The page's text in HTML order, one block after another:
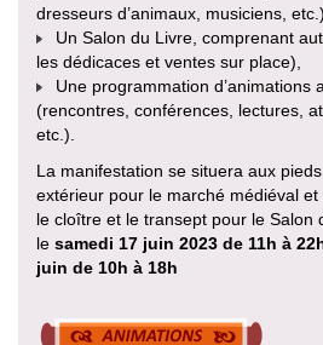
dresseurs d’animaux, musiciens, etc.),
Un Salon du Livre, comprenant
les dédicaces et ventes sur place),
Une programmation d’animations
(rencontres, conférences, lectures,
etc.).
La manifestation se situera aux
extérieur pour le marché médiéval
le cloître et le transept pour le Salon
le samedi 17 juin 2023 de 11h à
juin de 10h à 18h